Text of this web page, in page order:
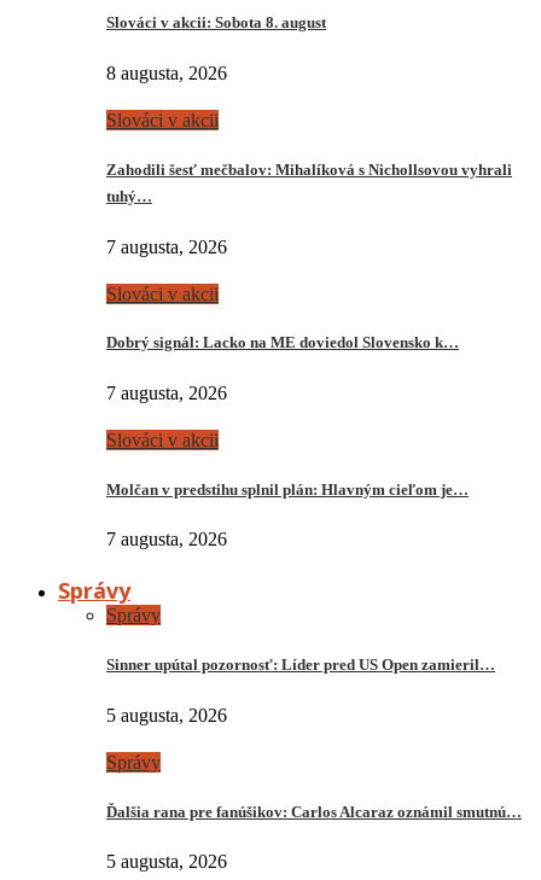
Slováci v akcii: Sobota 8. august
8 augusta, 2026
Slováci v akcii
Zahodili šesť mečbalov: Mihalíková s Nichollsovou vyhrali
tuhý…
7 augusta, 2026
Slováci v akcii
Dobrý signál: Lacko na ME doviedol Slovensko k…
7 augusta, 2026
Slováci v akcii
Molčan v predstihu splnil plán: Hlavným cieľom je…
7 augusta, 2026
Správy
Správy
Sinner upútal pozornosť: Líder pred US Open zamieril…
5 augusta, 2026
Správy
Ďalšia rana pre fanúšikov: Carlos Alcaraz oznámil smutnú…
5 augusta, 2026